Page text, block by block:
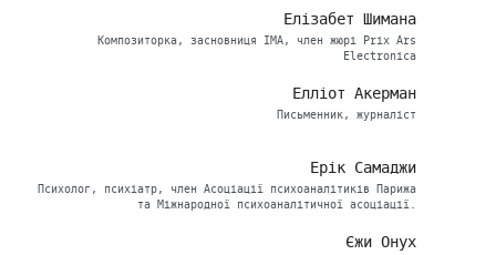
Елізабет Шимана
Композиторка, засновниця ІМА, член жюрі Prix Ars
Electronica
Елліот Акерман
Письменник, журналіст
Ерік Самаджи
Психолог, психіатр, член Асоціації психоаналітиків Парижа
та Міжнародної психоаналітичної асоціації.
Єжи Онух